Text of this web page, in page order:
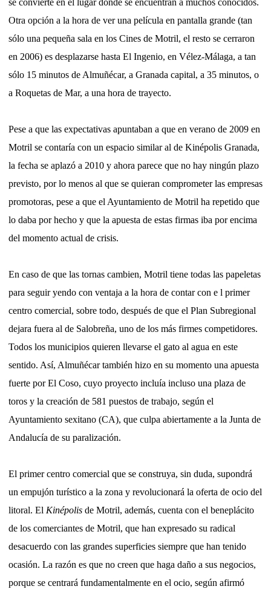
Otra opción a la hora de ver una película en pantalla grande (tan
sólo una pequeña sala en los Cines de Motril, el resto se cerraron
en 2006) es desplazarse hasta El Ingenio, en Vélez-Málaga, a tan
sólo 15 minutos de Almuñécar, a Granada capital, a 35 minutos, o
a Roquetas de Mar, a una hora de trayecto.
Pese a que las expectativas apuntaban a que en verano de 2009 en
Motril se contaría con un espacio similar al de Kinépolis Granada,
la fecha se aplazó a 2010 y ahora parece que no hay ningún plazo
previsto, por lo menos al que se quieran comprometer las empresas
promotoras, pese a que el Ayuntamiento de Motril ha repetido que
lo daba por hecho y que la apuesta de estas firmas iba por encima
del momento actual de crisis.
En caso de que las tornas cambien, Motril tiene todas las papeletas
para seguir yendo con ventaja a la hora de contar con e l primer
centro comercial, sobre todo, después de que el Plan Subregional
dejara fuera al de Salobreña, uno de los más firmes competidores.
Todos los municipios quieren llevarse el gato al agua en este
sentido. Así, Almuñécar también hizo en su momento una apuesta
fuerte por El Coso, cuyo proyecto incluía incluso una plaza de
toros y la creación de 581 puestos de trabajo, según el
Ayuntamiento sexitano (CA), que culpa abiertamente a la Junta de
Andalucía de su paralización.
El primer centro comercial que se construya, sin duda, supondrá
un empujón turístico a la zona y revolucionará la oferta de ocio del
litoral. El Kinépolis de Motril, además, cuenta con el beneplácito
de los comerciantes de Motril, que han expresado su radical
desacuerdo con las grandes superficies siempre que han tenido
ocasión. La razón es que no creen que haga daño a sus negocios,
porque se centrará fundamentalmente en el ocio, según afirmó